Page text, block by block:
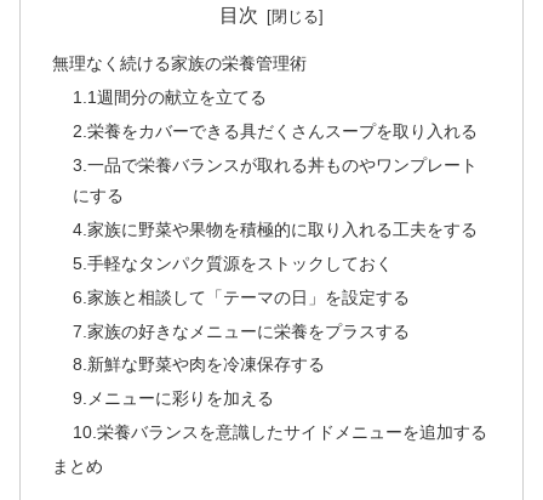
目次
無理なく続ける家族の栄養管理術
1.1週間分の献立を立てる
2.栄養をカバーできる具だくさんスープを取り入れる
3.一品で栄養バランスが取れる丼ものやワンプレート
にする
4.家族に野菜や果物を積極的に取り入れる工夫をする
5.手軽なタンパク質源をストックしておく
6.家族と相談して「テーマの日」を設定する
7.家族の好きなメニューに栄養をプラスする
8.新鮮な野菜や肉を冷凍保存する
9.メニューに彩りを加える
10.栄養バランスを意識したサイドメニューを追加する
まとめ